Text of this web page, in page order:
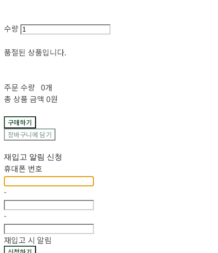
수량
품절된 상품입니다.
주문 수량 0개
총 상품 금액 0원
구매하기
장바구니에 담기
재입고 알림 신청
휴대폰 번호
-
-
재입고 시 알림